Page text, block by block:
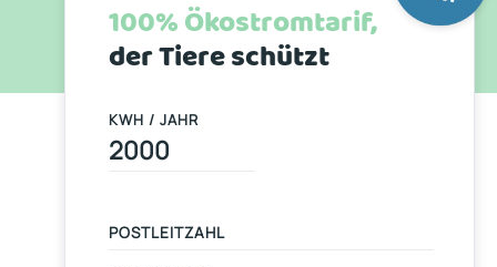
100% Ökostromtarif,
der Tiere schützt
KWH / JAHR